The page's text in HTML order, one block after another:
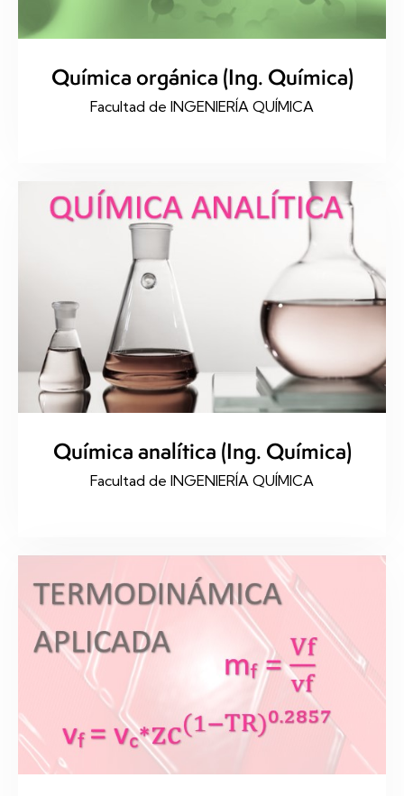
Química orgánica (Ing. Química)
Facultad de INGENIERÍA QUÍMICA
Química analítica (Ing. Química)
Facultad de INGENIERÍA QUÍMICA